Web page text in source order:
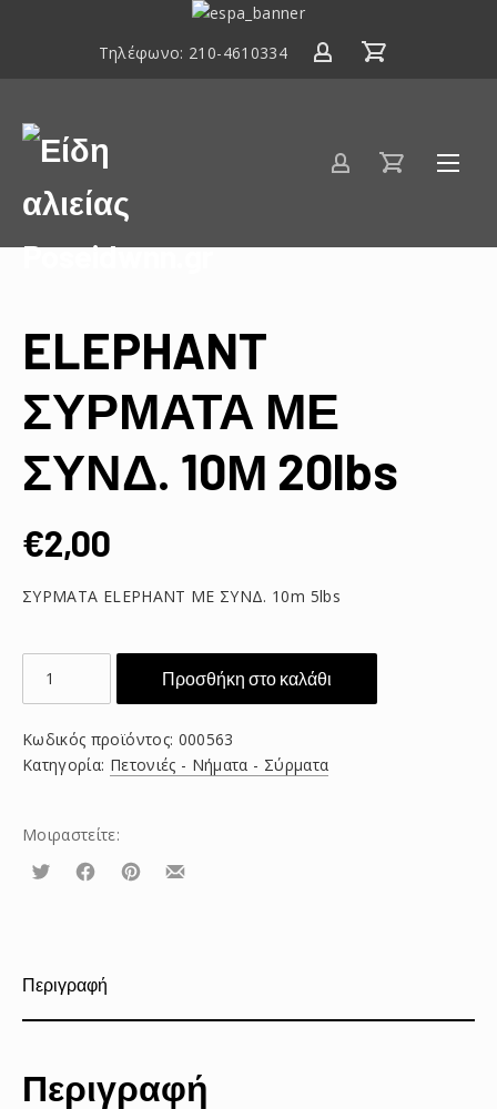
ΕΣΠΑ
2020
Τηλέφωνο: 210-4610334
Είδη
αλιείας
Poseidwnn.gr
ELEPHANT
ΣΥΡΜΑΤΑ ΜΕ
ΣΥΝΔ. 10Μ 20lbs
€2,00
ΣΥΡΜΑΤΑ ELEPHANT ΜΕ ΣΥΝΔ. 10m 5lbs
ΣΥΡΜΑΤΑ
ΣΥΝΔ.
10Μ
Προσθήκη στο καλάθι
Κωδικός προϊόντος: 000563
Κατηγορία: Πετονιές - Νήματα - Σύρματα
Μοιραστείτε:
Τουίτα ΜοιραστείτεΜοιραστείτεΜοιραστείτε
Περιγραφή
Περιγραφή